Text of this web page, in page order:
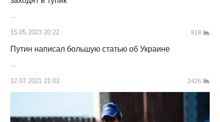
15.05.2023 20:22 818
Путин написал большую статью об Украине
12.07.2021 21:03 2426